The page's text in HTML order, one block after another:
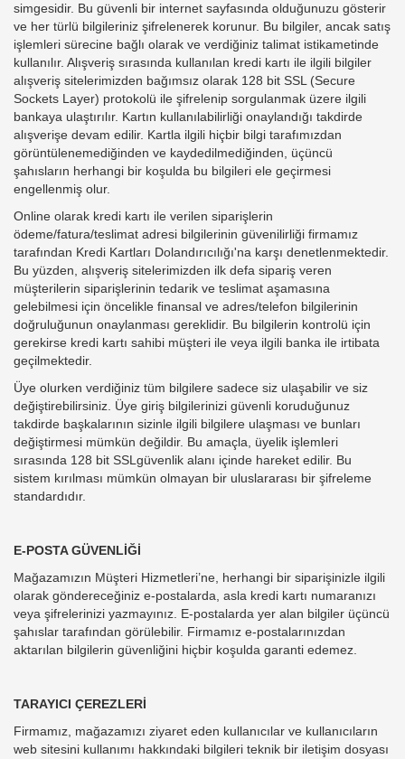
simgesidir. Bu güvenli bir internet sayfasında olduğunuzu gösterir
ve her türlü bilgileriniz şifrelenerek korunur. Bu bilgiler, ancak satış
işlemleri sürecine bağlı olarak ve verdiğiniz talimat istikametinde
kullanılır. Alışveriş sırasında kullanılan kredi kartı ile ilgili bilgiler
alışveriş sitelerimizden bağımsız olarak 128 bit SSL (Secure
Sockets Layer) protokolü ile şifrelenip sorgulanmak üzere ilgili
bankaya ulaştırılır. Kartın kullanılabilirliği onaylandığı takdirde
alışverişe devam edilir. Kartla ilgili hiçbir bilgi tarafımızdan
görüntülenemediğinden ve kaydedilmediğinden, üçüncü
şahısların herhangi bir koşulda bu bilgileri ele geçirmesi
engellenmiş olur.
Online olarak kredi kartı ile verilen siparişlerin
ödeme/fatura/teslimat adresi bilgilerinin güvenilirliği firmamız
tarafından Kredi Kartları Dolandırıcılığı'na karşı denetlenmektedir.
Bu yüzden, alışveriş sitelerimizden ilk defa sipariş veren
müşterilerin siparişlerinin tedarik ve teslimat aşamasına
gelebilmesi için öncelikle finansal ve adres/telefon bilgilerinin
doğruluğunun onaylanması gereklidir. Bu bilgilerin kontrolü için
gerekirse kredi kartı sahibi müşteri ile veya ilgili banka ile irtibata
geçilmektedir.
Üye olurken verdiğiniz tüm bilgilere sadece siz ulaşabilir ve siz
değiştirebilirsiniz. Üye giriş bilgilerinizi güvenli koruduğunuz
takdirde başkalarının sizinle ilgili bilgilere ulaşması ve bunları
değiştirmesi mümkün değildir. Bu amaçla, üyelik işlemleri
sırasında 128 bit SSLgüvenlik alanı içinde hareket edilir. Bu
sistem kırılması mümkün olmayan bir uluslararası bir şifreleme
standardıdır.
E-POSTA GÜVENLİĞİ
Mağazamızın Müşteri Hizmetleri’ne, herhangi bir siparişinizle ilgili
olarak göndereceğiniz e-postalarda, asla kredi kartı numaranızı
veya şifrelerinizi yazmayınız. E-postalarda yer alan bilgiler üçüncü
şahıslar tarafından görülebilir. Firmamız e-postalarınızdan
aktarılan bilgilerin güvenliğini hiçbir koşulda garanti edemez.
TARAYICI ÇEREZLERİ
Firmamız, mağazamızı ziyaret eden kullanıcılar ve kullanıcıların
web sitesini kullanımı hakkındaki bilgileri teknik bir iletişim dosyası